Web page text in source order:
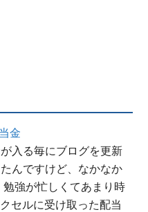
金
入る毎にブログを更新
んですけど、なかなか
強が忙しくてあまり時
セルに受け取った配当